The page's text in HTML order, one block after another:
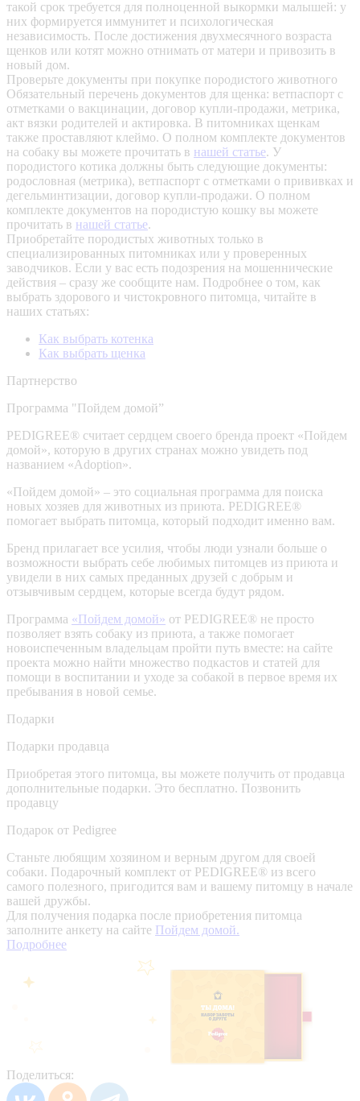
такой срок требуется для полноценной выкормки малышей: у
них формируется иммунитет и психологическая
независимость. После достижения двухмесячного возраста
щенков или котят можно отнимать от матери и привозить в
новый дом.
Проверьте документы при покупке породистого животного
Обязательный перечень документов для щенка: ветпаспорт с
отметками о вакцинации, договор купли-продажи, метрика,
акт вязки родителей и актировка. В питомниках щенкам
также проставляют клеймо. О полном комплекте документов
на собаку вы можете прочитать в нашей статье. У
породистого котика должны быть следующие документы:
родословная (метрика), ветпаспорт с отметками о прививках и
дегельминтизации, договор купли-продажи. О полном
комплекте документов на породистую кошку вы можете
прочитать в нашей статье.
Приобретайте породистых животных только в
специализированных питомниках или у проверенных
заводчиков. Если у вас есть подозрения на мошеннические
действия – сразу же сообщите нам. Подробнее о том, как
выбрать здорового и чистокровного питомца, читайте в
наших статьях:
Как выбрать котенка
Как выбрать щенка
Партнерство
Программа "Пойдем домой”
PEDIGREE® считает сердцем своего бренда проект «Пойдем
домой», которую в других странах можно увидеть под
названием «Adoption».
«Пойдем домой» – это социальная программа для поиска
новых хозяев для животных из приюта. PEDIGREE®
помогает выбрать питомца, который подходит именно вам.
Бренд прилагает все усилия, чтобы люди узнали больше о
возможности выбрать себе любимых питомцев из приюта и
увидели в них самых преданных друзей с добрым и
отзывчивым сердцем, которые всегда будут рядом.
Программа «Пойдем домой» от PEDIGREE® не просто
позволяет взять собаку из приюта, а также помогает
новоиспеченным владельцам пройти путь вместе: на сайте
проекта можно найти множество подкастов и статей для
помощи в воспитании и уходе за собакой в первое время их
пребывания в новой семье.
Подарки
Подарки продавца
Приобретая этого питомца, вы можете получить от продавца
дополнительные подарки. Это бесплатно. Позвонить
продавцу
Подарок от Pedigree
Станьте любящим хозяином и верным другом для своей
собаки. Подарочный комплект от PEDIGREE® из всего
самого полезного, пригодится вам и вашему питомцу в начале
вашей дружбы.
Для получения подарка после приобретения питомца
заполните анкету на сайте Пойдем домой.
Подробнее
Поделиться: